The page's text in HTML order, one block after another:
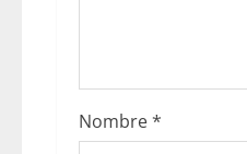
Nombre*